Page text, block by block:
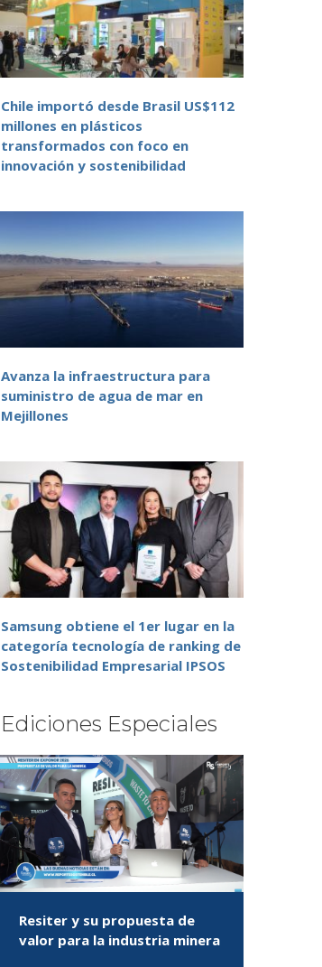
Chile importó desde Brasil US$112
millones en plásticos
transformados con foco en
innovación y sostenibilidad
Avanza la infraestructura para
suministro de agua de mar en
Mejillones
Samsung obtiene el 1er lugar en la
categoría tecnología de ranking de
Sostenibilidad Empresarial IPSOS
Ediciones Especiales
Resiter y su propuesta de
valor para la industria minera